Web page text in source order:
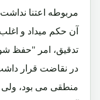
مربوطه اعتنا
آن حکم میداد و
تدقیق، امر "حفظ
در نقاضت قرار
منطقی می بود، ولی